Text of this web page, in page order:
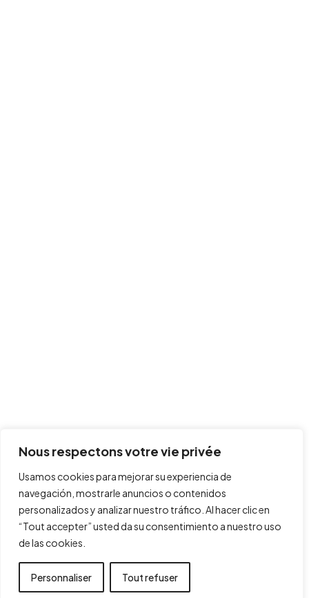
Nous respectons votre vie privée
Usamos cookies para mejorar su experiencia de
navegación, mostrarle anuncios o contenidos
personalizados y analizar nuestro tráfico. Al hacer clic en
“Tout accepter” usted da su consentimiento a nuestro uso
de las cookies.
Personnaliser Tout refuser